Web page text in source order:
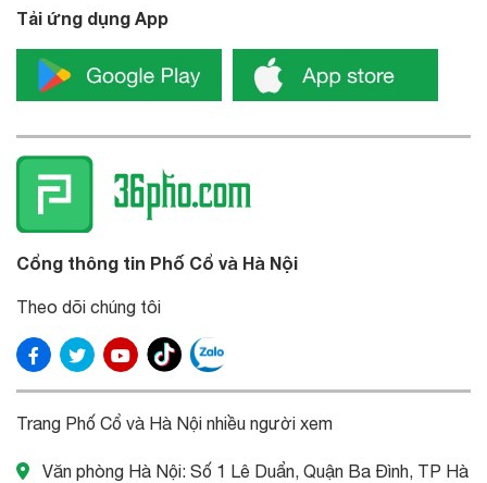
Tải ứng dụng App
Cổng thông tin Phố Cổ và Hà Nội
Theo dõi chúng tôi
Trang Phố Cổ và Hà Nội nhiều người xem
Văn phòng Hà Nội: Số 1 Lê Duẩn, Quận Ba Đình, TP Hà